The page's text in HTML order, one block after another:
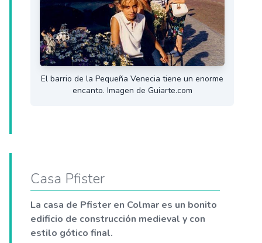
El barrio de la Pequeña Venecia tiene un enorme
encanto. Imagen de Guiarte.com
Casa Pfister
La casa de Pfister en Colmar es un bonito
edificio de construcción medieval y con
estilo gótico final.